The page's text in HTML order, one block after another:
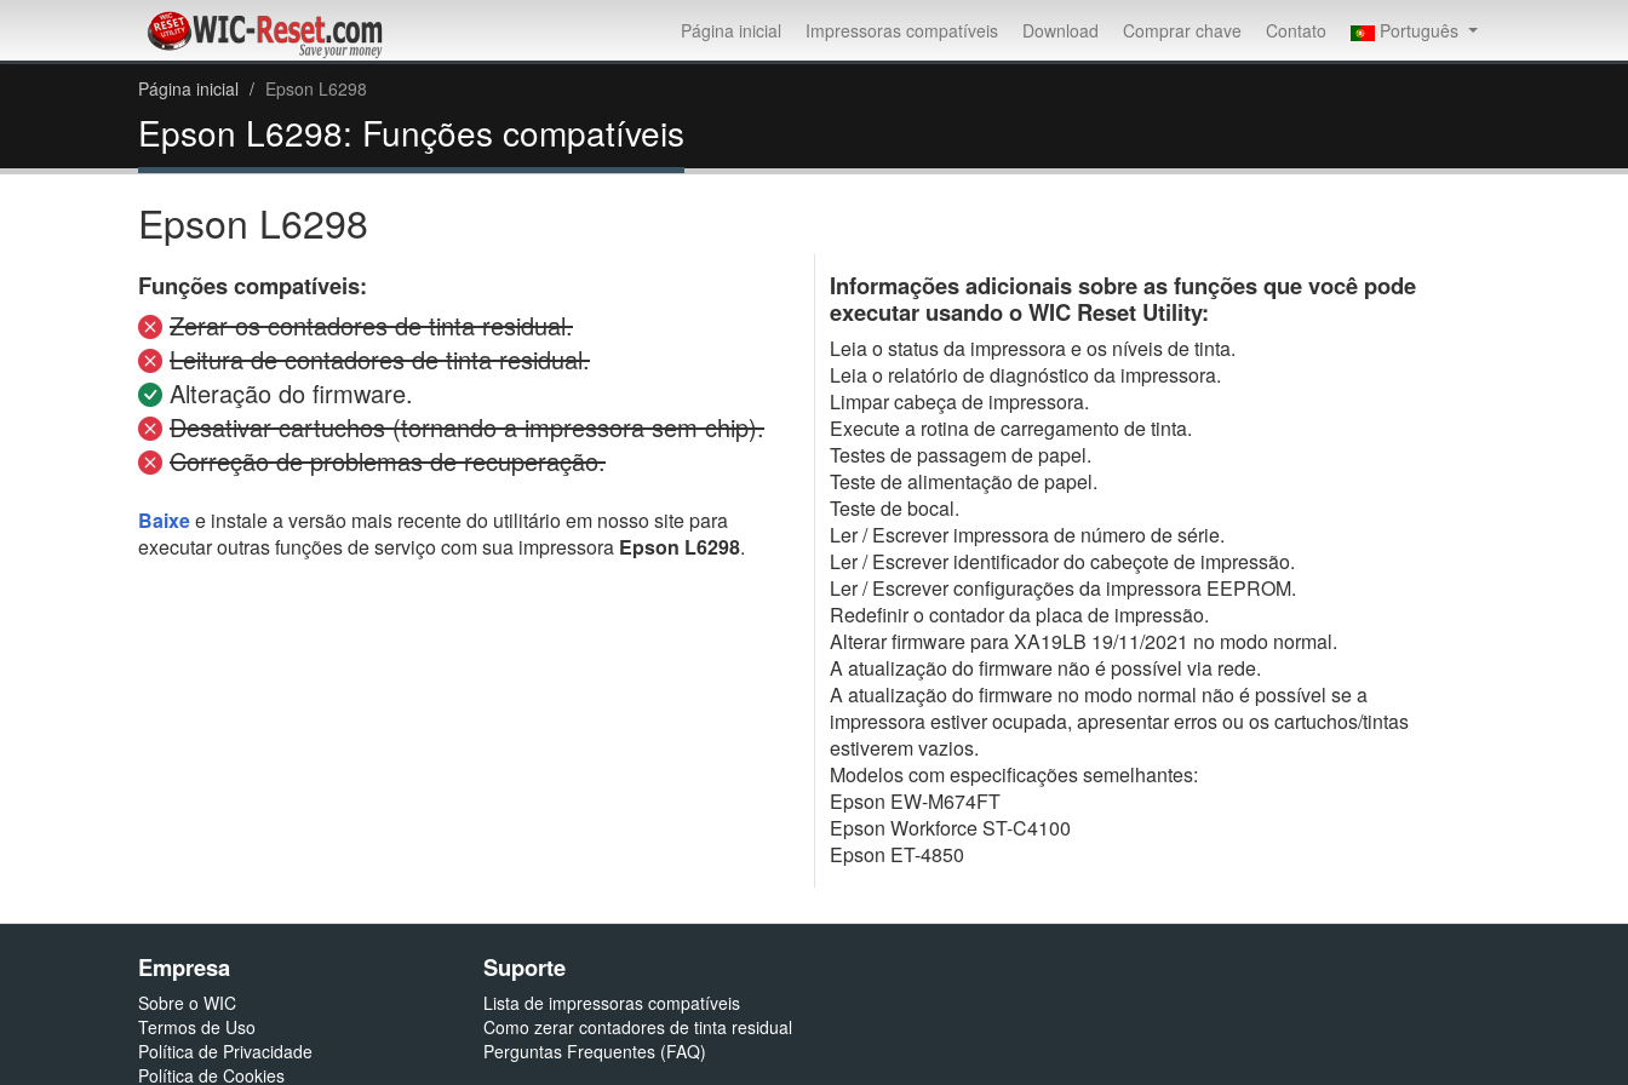
Página inicial Impressoras compatíveis Download Comprar chave Contato Português
Página inicial Epson L6298
Epson L6298: Funções compatíveis
Epson L6298
Funções compatíveis:
Zerar os contadores de tinta residual.
Leitura de contadores de tinta residual.
Alteração do firmware.
Desativar cartuchos (tornando a impressora sem chip).
Correção de problemas de recuperação.
Baixee instale a versão mais recente do utilitário em nosso site para
executar outras funções de serviço com sua impressora Epson L6298.
Informações adicionais sobre as funções que você pode
executar usando o WIC Reset Utility:
Leia o status da impressora e os níveis de tinta.
Leia o relatório de diagnóstico da impressora.
Limpar cabeça de impressora.
Execute a rotina de carregamento de tinta.
Testes de passagem de papel.
Teste de alimentação de papel.
Teste de bocal.
Ler / Escrever impressora de número de série.
Ler / Escrever identificador do cabeçote de impressão.
Ler / Escrever configurações da impressora EEPROM.
Redefinir o contador da placa de impressão.
Alterar firmware para XA19LB 19/11/2021 no modo normal.
A atualização do firmware não é possível via rede.
A atualização do firmware no modo normal não é possível se a
impressora estiver ocupada, apresentar erros ou os cartuchos/tintas
estiverem vazios.
Modelos com especificações semelhantes:
Epson EW-M674FT
Epson Workforce ST-C4100
Epson ET-4850
Empresa
Sobre o WIC
Termos de Uso
Política de Privacidade
Política de Cookies
Suporte
Lista de impressoras compatíveis
Como zerar contadores de tinta residual
Perguntas Frequentes (FAQ)